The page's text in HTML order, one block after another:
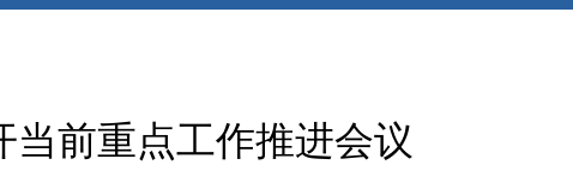
当前重点工作推进会议